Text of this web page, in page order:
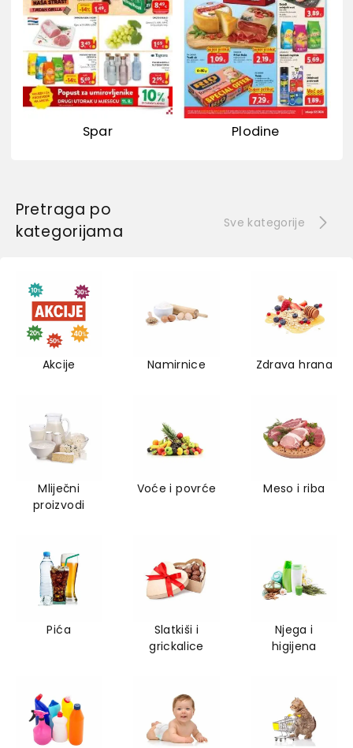
Spar Plodine
Pretraga po
kategorijama
Sve kategorije
Akcije Namirnice Zdrava hrana
Mliječni
proizvodi
Voće i povrće Meso i riba
Pića
Slatkiši i
grickalice
Njega i
higijena